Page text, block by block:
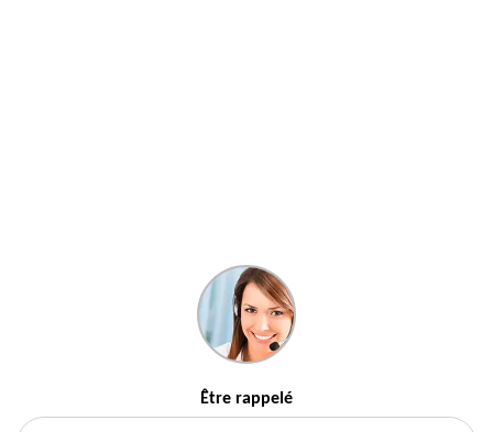
Être rappelé